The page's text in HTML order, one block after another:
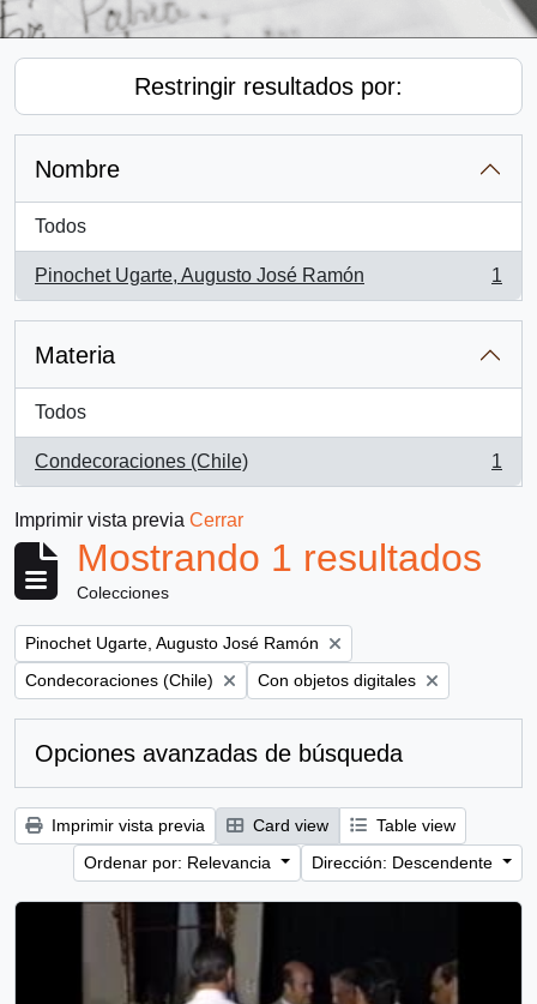
Restringir resultados por:
Nombre
Todos
Pinochet Ugarte, Augusto José Ramón
, 1 resultados
1
Materia
Todos
Condecoraciones (Chile)
, 1 resultados
1
Imprimir vista previa Cerrar
Mostrando 1 resultados
Colecciones
Remove filter:
Pinochet Ugarte, Augusto José Ramón
Remove filter:
Condecoraciones (Chile) Remove filter:
Con objetos digitales
Opciones avanzadas de búsqueda
Imprimir vista previa Card view
Table view
Ordenar por: Relevancia
Dirección: Descendente